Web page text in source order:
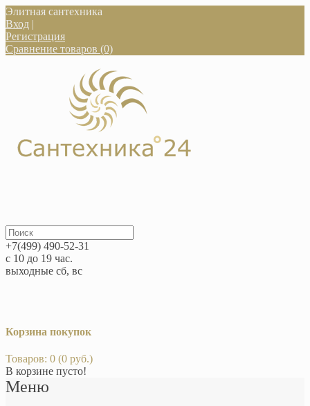
Элитная сантехника
Вход |
Регистрация
Сравнение товаров (0)
+7(499) 490-52-31
с 10 до 19 час.
выходные сб, вс
Корзина покупок
Товаров: 0 (0 руб.)
В корзине пусто!
Меню